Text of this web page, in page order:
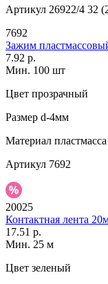
Артикул 26922/4 32
7692
Зажим
7.92 р.
Мин. 100 шт
Цвет прозрачный
Размер d-4мм
Материал пластмасса
Артикул 7692
20025
Контактная лента
17.51 р.
Мин. 25 м
Цвет зеленый